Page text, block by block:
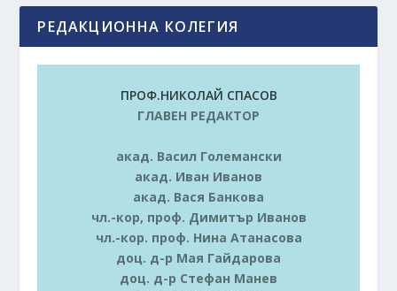
РЕДАКЦИОННА КОЛЕГИЯ
ПРОФ.НИКОЛАЙ СПАСОВ
ГЛАВЕН РЕДАКТОР
акад. Васил Големански
акад. Иван Иванов
акад. Вася Банкова
чл.-кор, проф. Димитър Иванов
чл.-кор. проф. Нина Атанасова
доц. д-р Мая Гайдарова
доц. д-р Стефан Манев